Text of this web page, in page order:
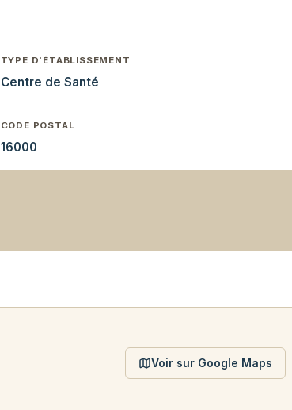
TYPE D'ÉTABLISSEMENT
Centre de Santé
CODE POSTAL
16000
Voir sur Google Maps